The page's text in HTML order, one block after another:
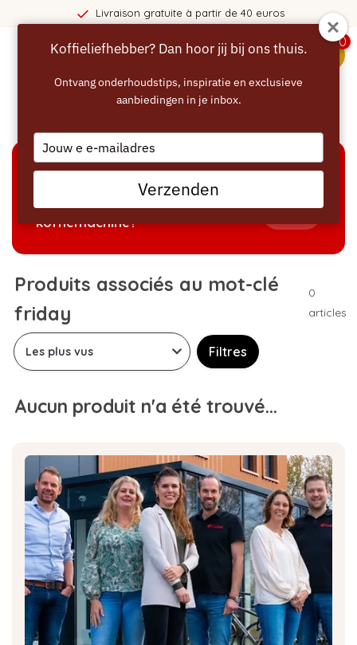
Livraison gratuite à partir de 40 euros
0
Welke producten passen bij mijn
koffiemachine?
Produits associés au mot-clé
friday
0
articles
Filtres
Aucun produit n'a été trouvé...
Koffieliefhebber? Dan hoor jij bij ons thuis.
Ontvang onderhoudstips, inspiratie en exclusieve
aanbiedingen in je inbox.
Type
your
email
Verzenden